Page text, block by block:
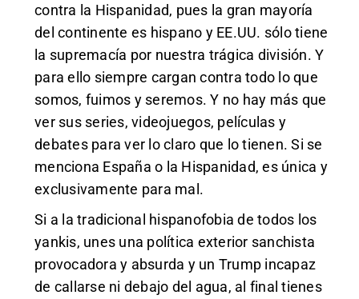
contra la Hispanidad, pues la gran mayoría
del continente es hispano y EE.UU. sólo tiene
la supremacía por nuestra trágica división. Y
para ello siempre cargan contra todo lo que
somos, fuimos y seremos. Y no hay más que
ver sus series, videojuegos, películas y
debates para ver lo claro que lo tienen. Si se
menciona España o la Hispanidad, es única y
exclusivamente para mal.
Si a la tradicional hispanofobia de todos los
yankis, unes una política exterior sanchista
provocadora y absurda y un Trump incapaz
de callarse ni debajo del agua, al final tienes